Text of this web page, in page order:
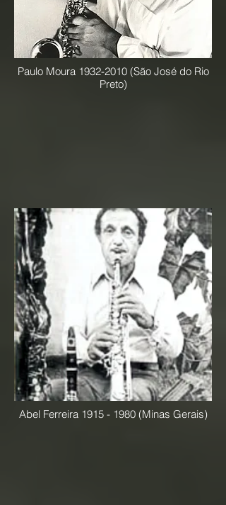
Paulo Moura 1932-2010(São José do Rio
Preto)
Abel Ferreira 1915 - 1980(Minas Gerais)